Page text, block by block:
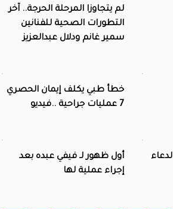
لم يتجاوزا المرحلة الحرجة.. آخر
التطورات الصحية للفنانين
سمير غانم ودلال عبدالعزيز
خطأ طبي يكلف إيمان الحصري
7 عمليات جراحية ..فيديو
أول ظهور لـ فيفي عبده بعد
إجراء عملية لها